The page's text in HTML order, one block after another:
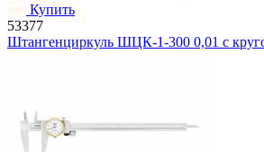
Купить
53377
Штангенциркуль ШЦК-1-300 0,01 с